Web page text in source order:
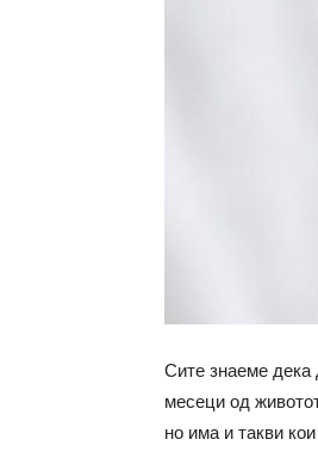
Сите знаеме дека
месеци од
но има и такви